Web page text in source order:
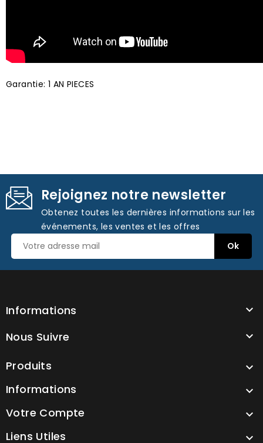
Garantie: 1 AN PIECES
Rejoignez notre newsletter
Obtenez toutes les dernières informations sur les
événements, les ventes et les offres
Informations 
Nous Suivre 
Produits 
Informations 
Votre Compte 
Liens Utiles 